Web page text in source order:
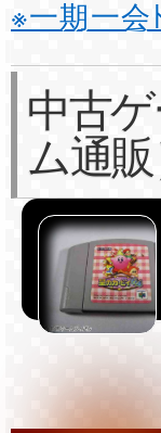
※一期一
中古
ム通販